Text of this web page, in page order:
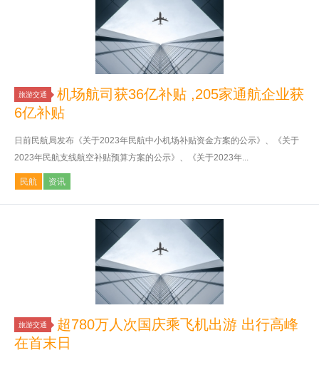
旅游交通
机场航司获36亿补贴 ,205家通航企业获
6亿补贴
日前民航局发布《关于2023年民航中小机场补贴资金方案的公示》、《关于
2023年民航支线航空补贴预算方案的公示》、《关于2023年...
民航 资讯
旅游交通
超780万人次国庆乘飞机出游 出行高峰
在首末日